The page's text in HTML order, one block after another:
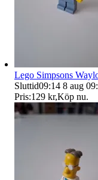
Lego Simpsons
Sluttid09:14 8 aug
Pris:129 kr,Köp nu.